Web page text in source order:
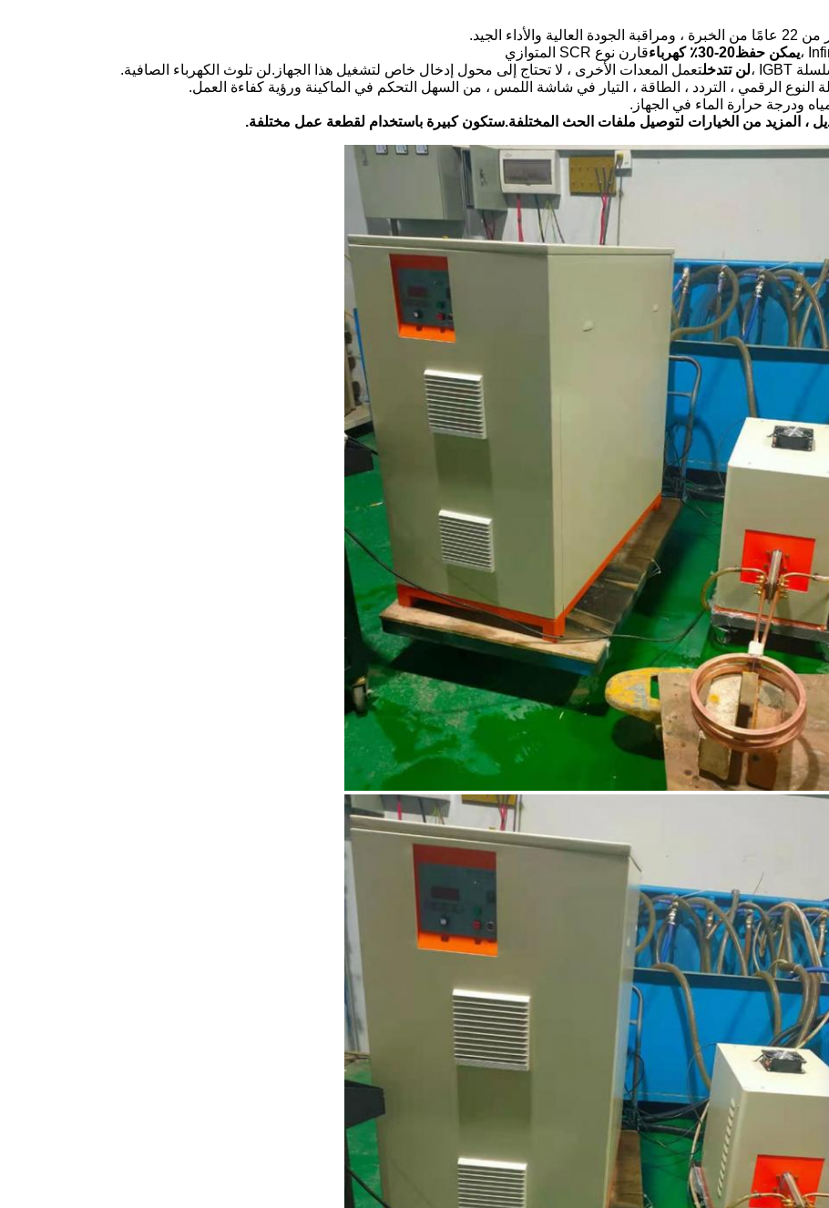
يمكن حفظ 20-
30٪ كهرباء
قارن نوع SCR المتوازي
لن تتدخلتعمل المعدات الأخرى ، لا تحتاج إلى محول إدخال خاص لتشغيل هذا الجهاز.لن تلوث الكهرباء الصافية.
ودرجة حرارة الماء في الجهاز.
، المزيد من الخيارات لتوصيل ملفات الحث المختلفة.ستكون كبيرة باستخدام لقطعة عمل مختلفة.